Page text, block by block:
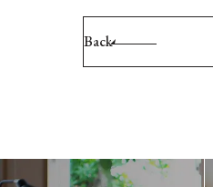
Back